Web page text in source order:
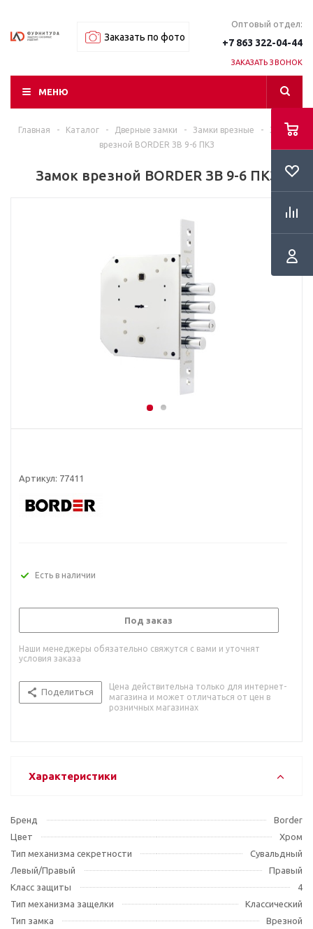
Заказать по фото
Оптовый отдел:
+7 863 322-04-44
ЗАКАЗАТЬ ЗВОНОК
МЕНЮ
Главная - Каталог - Дверные замки - Замки врезные -
Замок
врезной BORDER ЗВ 9-6 ПКЗ
Замок врезной BORDER ЗВ 9-6 ПКЗ
Артикул: 77411
Есть в наличии
Под заказ
Наши менеджеры обязательно свяжутся с вами и уточнят
условия заказа
Поделиться
Цена действительна только для интернет-
магазина и может отличаться от цен в
розничных магазинах
Характеристики
Бренд
Border
Цвет
Хром
Тип механизма секретности
Сувальдный
Левый/Правый
Правый
Класс защиты
4
Тип механизма защелки
Классический
Тип замка
Врезной